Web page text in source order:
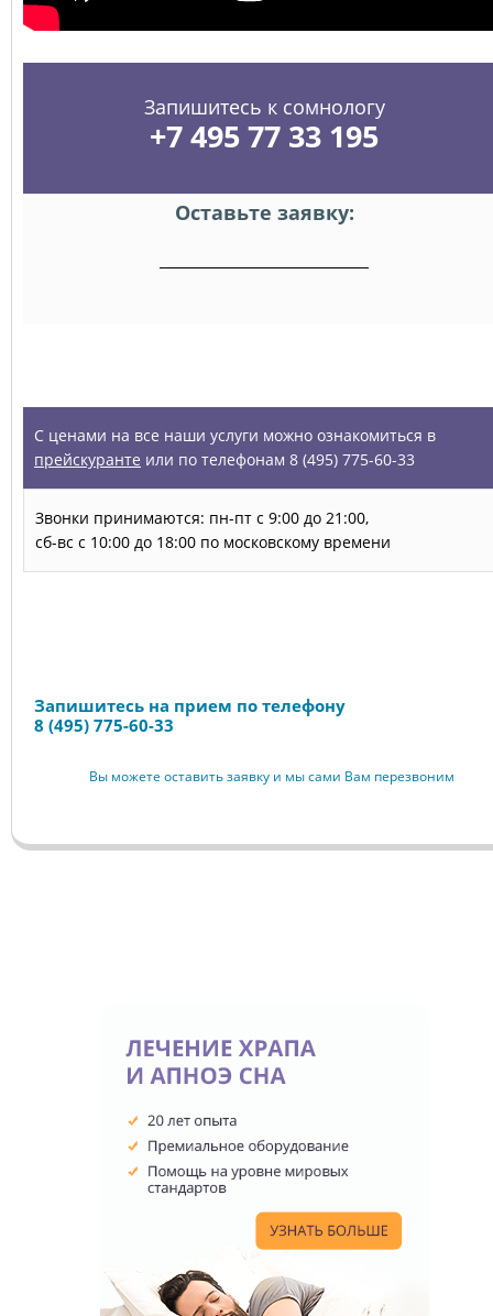
Запишитесь к сомнологу
+7 495 77 33 195
Оставьте заявку:
С ценами на все наши услуги можно ознакомиться в
прейскуранте или по телефонам 8 (495) 775-60-33
Звонки принимаются: пн-пт с 9:00 до 21:00,
сб-вс с 10:00 до 18:00 по московскому времени
Запишитесь на прием по телефону
8 (495) 775-60-33
Вы можете оставить заявку и мы сами Вам перезвоним